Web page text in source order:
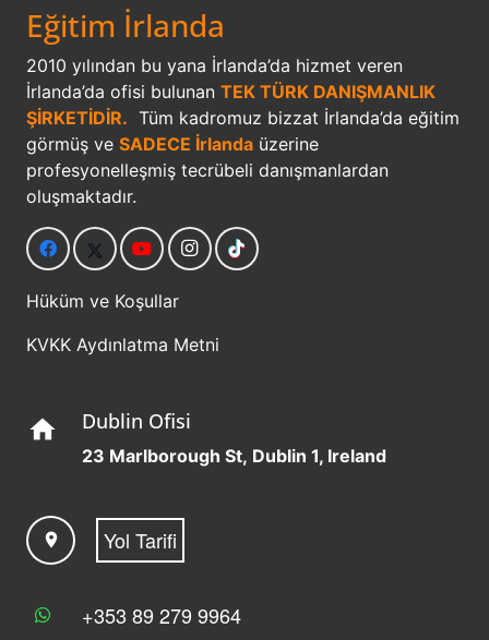
Eğitim İrlanda
2010 yılından bu yana İrlanda’da hizmet veren
İrlanda’da ofisi bulunan TEK TÜRK DANIŞMANLIK
ŞİRKETİDİR. Tüm kadromuz bizzat İrlanda’da eğitim
görmüş ve SADECE İrlanda üzerine
profesyonelleşmiş tecrübeli danışmanlardan
oluşmaktadır.
Hüküm ve Koşullar
KVKK Aydınlatma Metni
home Dublin Ofisi
23 Marlborough St, Dublin 1, Ireland
location_on Yol Tarifi
+353 89 279 9964